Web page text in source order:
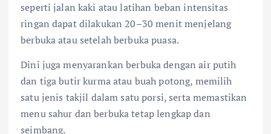
seperti jalan kaki atau latihan beban intensitas
ringan dapat dilakukan 20–30 menit menjelang
berbuka atau setelah berbuka puasa.
Dini juga menyarankan berbuka dengan air putih
dan tiga butir kurma atau buah potong, memilih
satu jenis takjil dalam satu porsi, serta memastikan
menu sahur dan berbuka tetap lengkap dan
seimbang.